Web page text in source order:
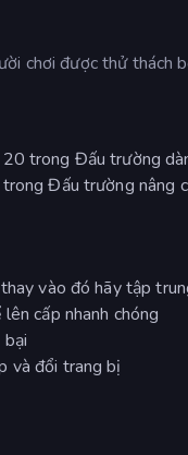
chơi được thử
trong Đấu trường
Đấu trường nâng
vào đó hãy tập
cấp nhanh chóng
và đổi trang bị